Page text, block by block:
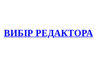
ВИБІР РЕДАКТОРА